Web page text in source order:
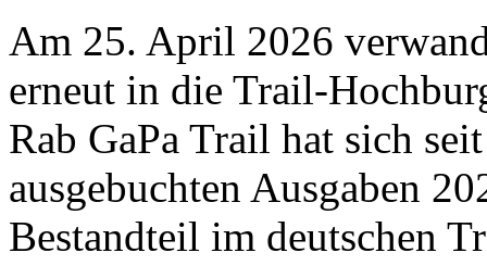
Am 25. April 2026
erneut in die Trail-
Rab GaPa Trail hat sich
ausgebuchten Ausgaben
Bestandteil im deutschen